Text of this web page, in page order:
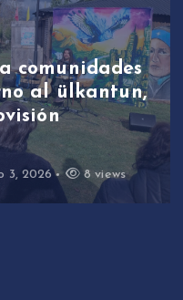
comunidades
al ülkantun,
3, 2026 8 views